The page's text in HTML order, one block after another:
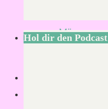
März
Hol dir den Podcast